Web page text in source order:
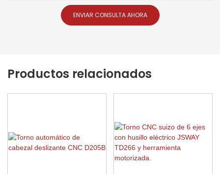
ENVIAR CONSULTA AHORA
Productos relacionados